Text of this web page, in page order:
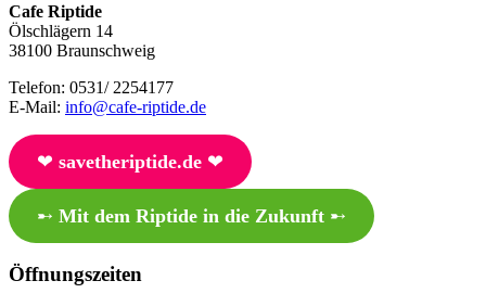
Cafe Riptide
Ölschlägern 14
38100 Braunschweig
Telefon: 0531/ 2254177
E-Mail: info@cafe-riptide.de
❤︎ savetheriptide.de❤︎
➸ Mit dem Riptide in die Zukunft➸
Öffnungszeiten